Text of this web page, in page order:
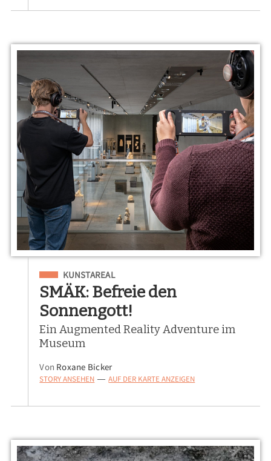
Eingeordnet unter
KUNSTAREAL
SMÄK: Befreie den
Sonnengott!
Ein Augmented Reality Adventure im
Museum
Von Roxane Bicker
STORY ANSEHEN — AUF DER KARTE ANZEIGEN